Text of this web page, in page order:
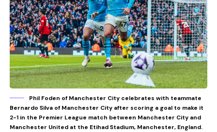
Phil Foden of Manchester City celebrates with teammate
Bernardo Silva of Manchester City after scoring a goal to make it
2-1 in the Premier League match between Manchester City and
Manchester United at the Etihad Stadium, Manchester, England.